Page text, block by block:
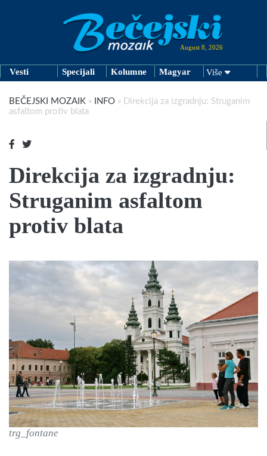
August 8, 2026
Vesti Specijali Kolumne Magyar Više
BEČEJSKI MOZAIK » INFO » Direkcija za izgradnju: Struganim
asfaltom protiv blata
Direkcija za izgradnju:
Struganim asfaltom
protiv blata
trg_fontane